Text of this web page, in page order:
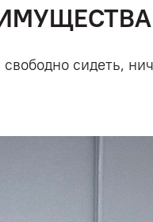
сидеть,